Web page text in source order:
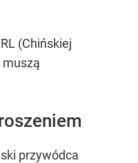
(Chińskiej
muszą
przywódca